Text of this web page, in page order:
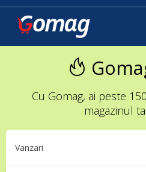
Cu Gomag, ai peste
magazinul